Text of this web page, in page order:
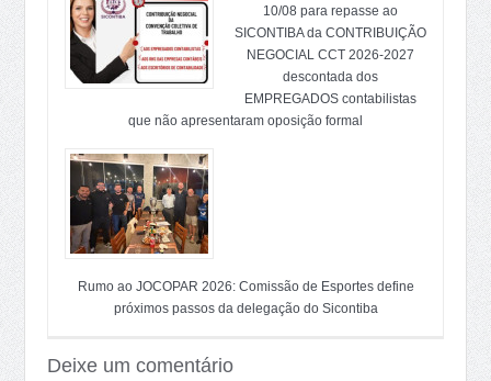
10/08 para repasse ao
SICONTIBA da CONTRIBUIÇÃO
NEGOCIAL CCT 2026-2027
descontada dos
EMPREGADOS contabilistas
que não apresentaram oposição formal
Rumo ao JOCOPAR 2026: Comissão de Esportes define
próximos passos da delegação do Sicontiba
Deixe um comentário